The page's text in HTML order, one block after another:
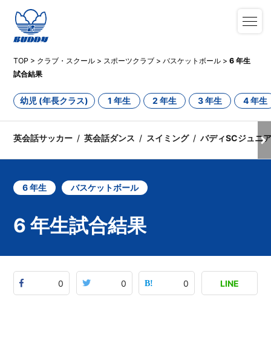
TOP > クラブ・スクール > スポーツクラブ >バスケットボール >6 年生
試合結果
幼児 (年長クラス) 1 年生 2 年生 3 年生 4 年生
英会話サッカー 英会話ダンス スイミング バディSCジュニ
6 年生 バスケットボール
6 年生試合結果
0 0 0 LINE